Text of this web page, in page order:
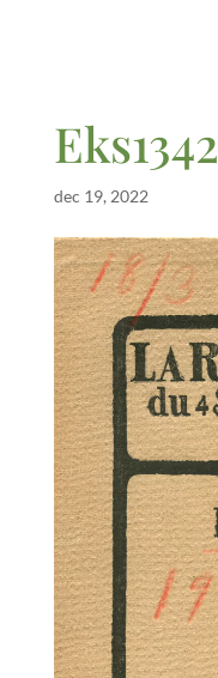
Eks1342
dec 19, 2022